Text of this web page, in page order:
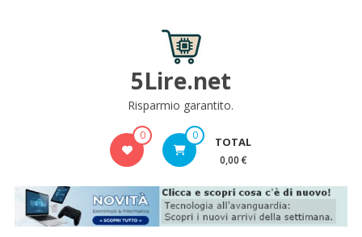
5Lire.net
Risparmio garantito.
0 0 TOTAL
0,00 €